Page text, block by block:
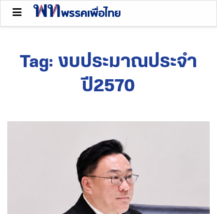
Tag: งบประมาณประจำ
ปี2570